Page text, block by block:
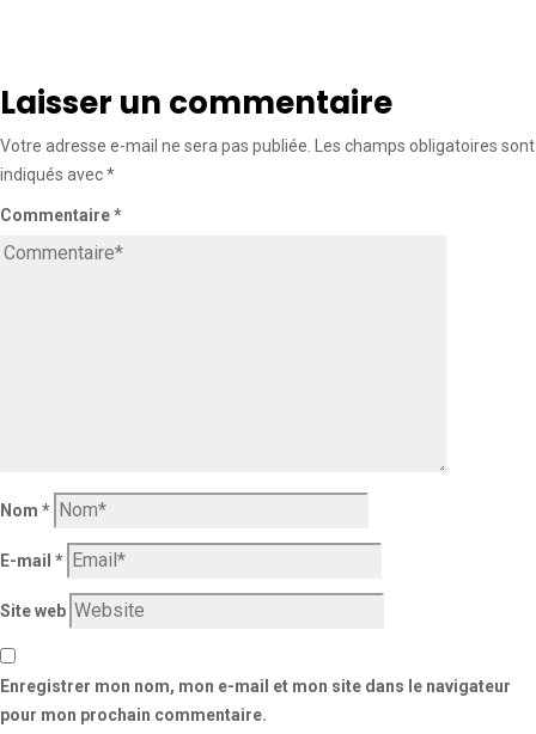
Laisser un commentaire
Votre adresse e-mail ne sera pas publiée.
Les champs obligatoires sont
indiqués avec*
Commentaire*
Nom *
E-mail *
Site web
Enregistrer mon nom, mon e-mail et mon site dans le navigateur
pour mon prochain commentaire.